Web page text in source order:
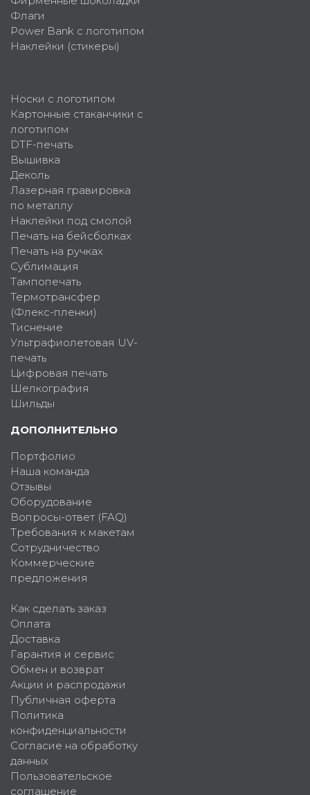
Флаги
Power Bank с логотипом
Наклейки (стикеры)
Носки с логотипом
Картонные стаканчики с
логотипом
DTF-печать
Вышивка
Деколь
Лазерная гравировка
по металлу
Наклейки под смолой
Печать на бейсболках
Печать на ручках
Сублимация
Тампопечать
Термотрансфер
(Флекс-пленки)
Тиснение
Ультрафиолетовая UV-
печать
Цифровая печать
Шелкография
Шильды
ДОПОЛНИТЕЛЬНО
Портфолио
Наша команда
Отзывы
Оборудование
Вопросы-ответ (FAQ)
Требования к макетам
Сотрудничество
Коммерческие
предложения
Как сделать заказ
Оплата
Доставка
Гарантия и сервис
Обмен и возврат
Акции и распродажи
Публичная оферта
Политика
конфиденциальности
Согласие на обработку
данных
Пользовательское
соглашение